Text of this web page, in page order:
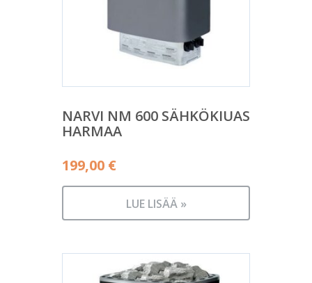
NARVI NM 600 SÄHKÖKIUAS
HARMAA
199,00 €
LUE LISÄÄ »